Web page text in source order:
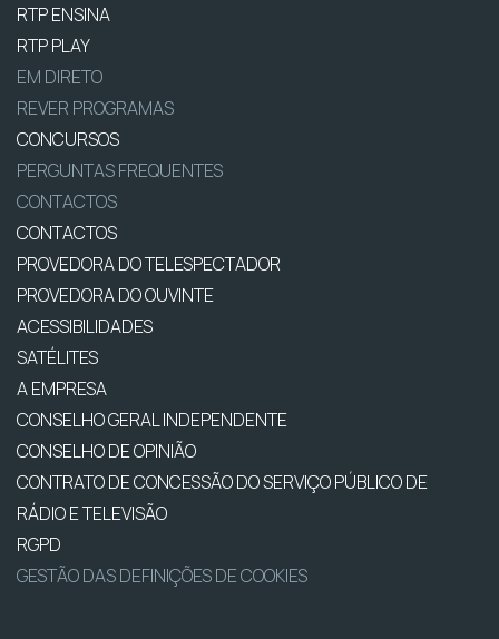
RTP ENSINA
RTP PLAY
EM DIRETO
REVER PROGRAMAS
CONCURSOS
PERGUNTAS FREQUENTES
CONTACTOS
CONTACTOS
PROVEDORA DO TELESPECTADOR
PROVEDORA DO OUVINTE
ACESSIBILIDADES
SATÉLITES
A EMPRESA
CONSELHO GERAL INDEPENDENTE
CONSELHO DE OPINIÃO
CONTRATO DE CONCESSÃO DO SERVIÇO PÚBLICO DE
RÁDIO E TELEVISÃO
RGPD
GESTÃO DAS DEFINIÇÕES DE COOKIES